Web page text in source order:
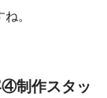
。
④制作スタッ